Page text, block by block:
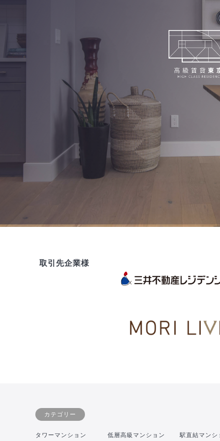
取引先企業様
カテゴリー
タワーマンション 低層高級マンション 駅直結マンシ